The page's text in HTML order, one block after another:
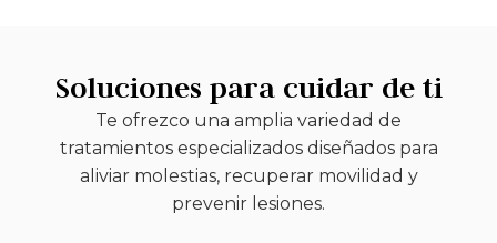
Soluciones para cuidar de ti
Te ofrezco una amplia variedad de
tratamientos especializados diseñados para
aliviar molestias, recuperar movilidad y
prevenir lesiones.